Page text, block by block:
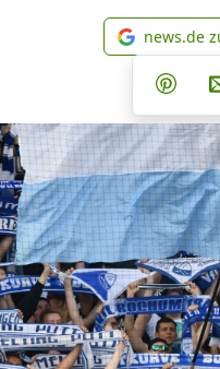
news.de